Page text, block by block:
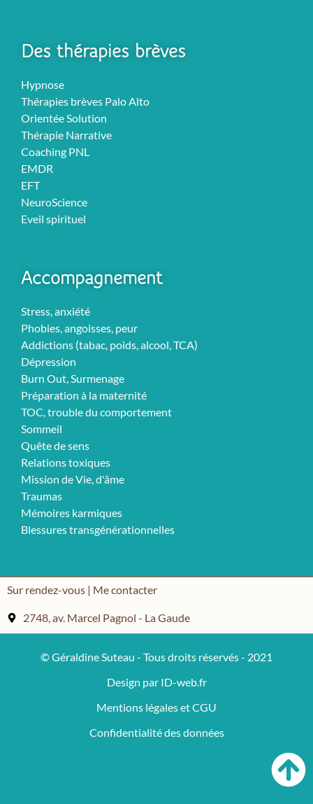
Des thérapies brèves
Hypnose
Thérapies brèves Palo Alto
Orientée Solution
Thérapie Narrative
Coaching PNL
EMDR
EFT
NeuroScience
Eveil spirituel
Accompagnement
Stress, anxiété
Phobies, angoisses, peur
Addictions (tabac, poids, alcool, TCA)
Dépression
Burn Out, Surmenage
Préparation à la maternité
TOC, trouble du comportement
Sommeil
Quête de sens
Relations toxiques
Mission de Vie, d'âme
Traumas
Mémoires karmiques
Blessures transgénérationnelles
Sur rendez-vous | Me contacter
2748, av. Marcel Pagnol - La Gaude
© Géraldine Suteau - Tous droits réservés - 2021
Design par ID-web.fr
Mentions légales et CGU
Confidentialité des données